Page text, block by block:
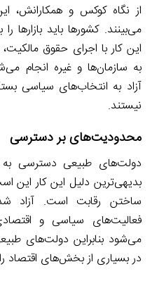
از نگاه کوکس و همکارانش،
می‌بینند. کشورها باید بازارها
این کار با اجرای حقوق
به سازمان‌ها و غیره انجام
آزاد به انتخاب‌های سیاسی
نیستند.
محدودیت‌های بر دسترسی
دولت‌های طبیعی دسترسی به
بدیهی‌ترین دلیل این کار این
ساختن رقابت است. آزاد
فعالیت‌های سیاسی و
می‌شود بنابراین دولت‌های
در بسیاری از بخش‌های اقتصاد